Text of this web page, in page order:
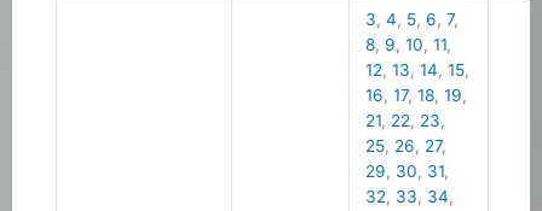
3,4, 5,6,7,
8, 9,10,11,
12,13,14,15,
16,17,18,19,
21, 22, 23,
25, 26, 27,
29, 30, 31,
32, 33, 34,